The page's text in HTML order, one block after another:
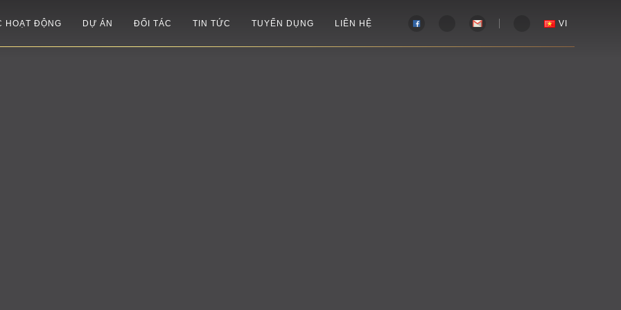
HOẠT ĐỘNG DỰ ÁN ĐỐI TÁC TIN TỨC TUYỂN DỤNG LIÊN HỆ VI